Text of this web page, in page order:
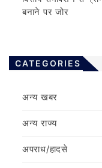
बनाने पर जोर
CATEGORIES
अन्य खबर
अन्य राज्य
अपराध/हादसे